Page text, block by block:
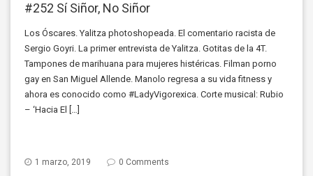
#252 Sí Siñor, No Siñor
Los Óscares. Yalitza photoshopeada. El comentario racista de
Sergio Goyri. La primer entrevista de Yalitza. Gotitas de la 4T.
Tampones de marihuana para mujeres histéricas. Filman porno
gay en San Miguel Allende. Manolo regresa a su vida fitness y
ahora es conocido como #LadyVigorexica. Corte musical: Rubio
– ‘Hacia El […]
1 marzo, 2019 0 Comments